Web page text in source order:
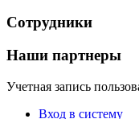
Сотрудники
Наши партнеры
Учетная запись
Вход в систему